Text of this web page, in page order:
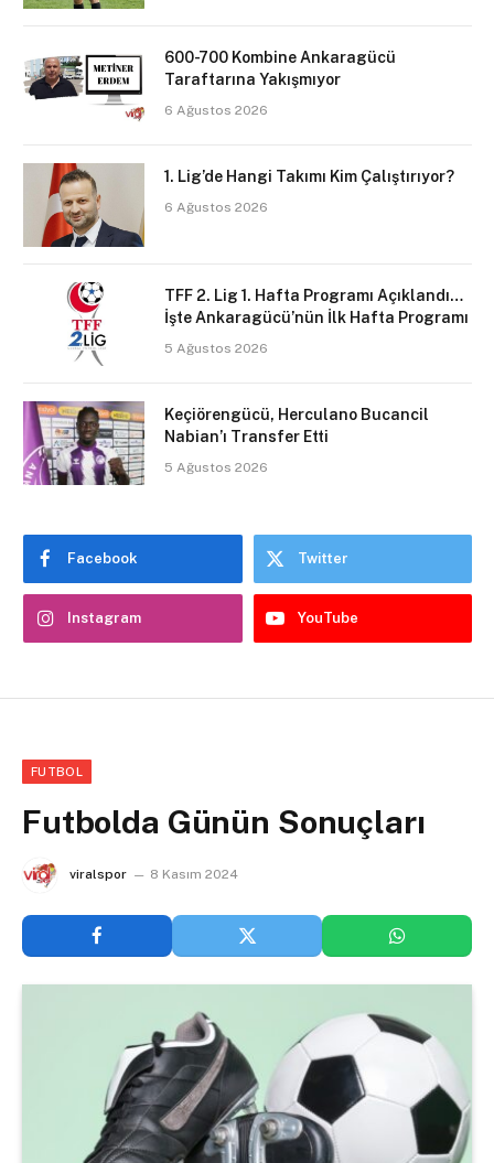
600-700 Kombine Ankaragücü
Taraftarına Yakışmıyor
6 Ağustos 2026
1. Lig’de Hangi Takımı Kim Çalıştırıyor?
6 Ağustos 2026
TFF 2. Lig 1. Hafta Programı Açıklandı…
İşte Ankaragücü’nün İlk Hafta Programı
5 Ağustos 2026
Keçiörengücü, Herculano Bucancil
Nabian’ı Transfer Etti
5 Ağustos 2026
Facebook Twitter
Instagram YouTube
FUTBOL
Futbolda Günün Sonuçları
viralspor 8 Kasım 2024